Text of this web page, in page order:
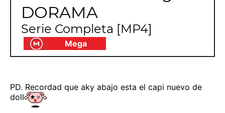
DORAMA
Serie Completa [MP4]
Mega
PD. Recordad que aky abajo esta el capi nuevo de
doll